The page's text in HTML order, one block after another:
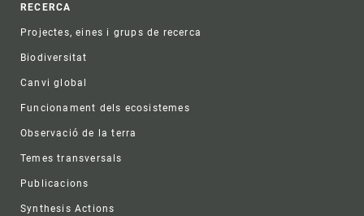
RECERCA
Projectes, eines i grups de recerca
Biodiversitat
Canvi global
Funcionament dels ecosistemes
Observació de la terra
Temes transversals
Publicacions
Synthesis Actions